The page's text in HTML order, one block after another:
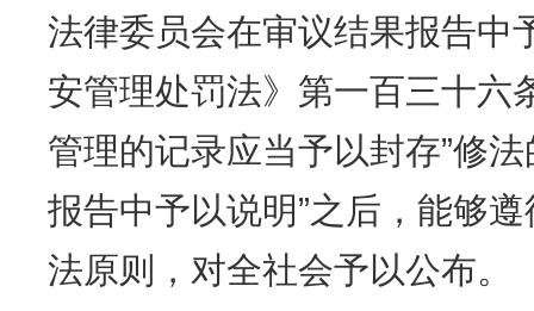
法律委员会在审议结果报告中
安管理处罚法》第一百三十六
管理的记录应当予以封存”修
报告中予以说明”之后，能够
法原则，对全社会予以公布。